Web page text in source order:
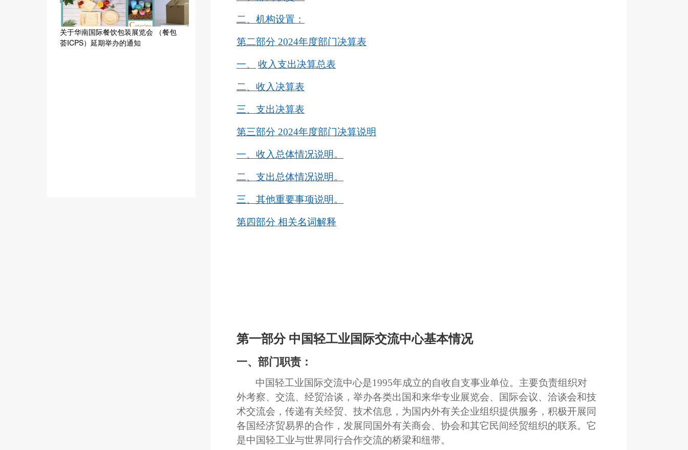
关于华南国际餐饮包装展览会 （餐包
荟ICPS）延期举办的通知
二、 机构设置 ：
第二部分 2024年度部门决算表
一、 收入支出决算总表
二、收入决算表
三、支出决算表
第三部分 2024年度部门决算说明
一、收入总体情况说明。
二、支出总体情况说明。
三、其他重要事项说明。
第四部分 相关名词解释
第一部分 中国轻工业国际交流中心基本情况
一、部门职责：
中国轻工业国际交流中心是1995年成立的自收自支事业单位。主要负责组织对
外考察、交流、经贸洽谈，举办各类出国和来华专业展览会、国际会议、洽谈会和技
术交流会，传递有关经贸、技术信息，为国内外有关企业组织提供服务，积极开展同
各国经济贸易界的合作，发展同国外有关商会、协会和其它民间经贸组织的联系。它
是中国轻工业与世界同行合作交流的桥梁和纽带。